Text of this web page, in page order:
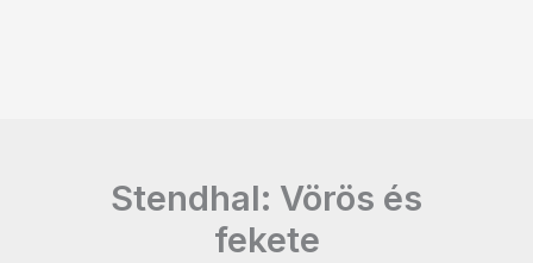
Stendhal: Vörös és
fekete